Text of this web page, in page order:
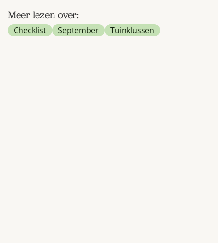
Meer lezen over:
Checklist September Tuinklussen